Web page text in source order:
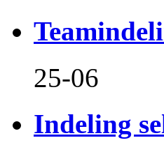
25-06
Indeling